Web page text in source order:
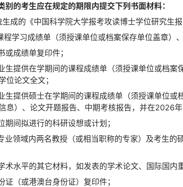
别的考生应在规定的期限内提交下列书面材料：
成的《中国科学院大学报考攻读博士学位研究生
学习成绩单（须授课单位或档案保存单位盖章）
或成绩单复印件；
生提供在学期间的课程成绩单（须授课单位或档
位论文全文；
生提供硕士在学期间的课程成绩单（须授课单位
息）、论文开题报告、中期考核报告，并在2026
间拟进行的科研设想或计划；
业领域内两名教授（或相当职称的专家）及考生
水平的其它材料，如发表的学术论文、国际国内
（或港澳台身份证）复印件；